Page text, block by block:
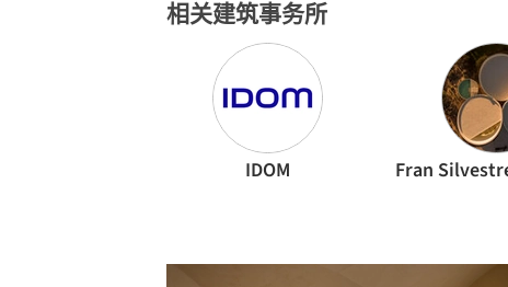
相关建筑事务所
IDOM